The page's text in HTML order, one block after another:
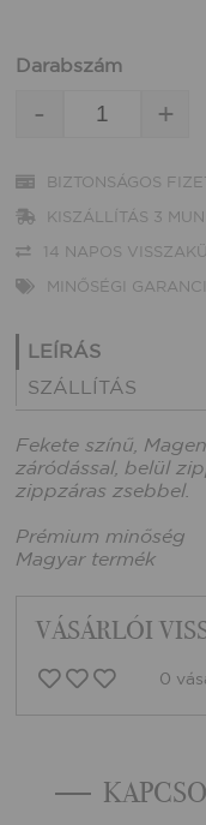
Darabszám
- +
BIZTONSÁGOS
KISZÁLLÍTÁS 3
14 NAPOS
MINŐSÉGI
LEÍRÁS
SZÁLLÍTÁS
Fekete színű,
záródással, belül
zippzáras zsebbel.
Prémium minőség
Magyar termék
VÁSÁRLÓI
0